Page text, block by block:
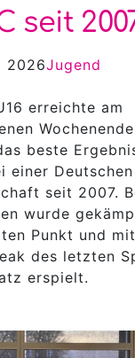
seit
2026Jugend
erreichte am
beste
einer Deutschen
seit 2007.
wurde
Punkt und mit
des letzten
erspielt.